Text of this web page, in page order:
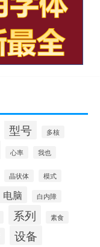
型号 多核
心率 我也
晶状体 模式
电脑 白内障
系列 素食
设备